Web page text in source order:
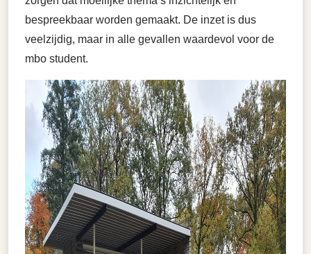
bespreekbaar worden gemaakt. De inzet is dus
veelzijdig, maar in alle gevallen waardevol voor de
mbo student.